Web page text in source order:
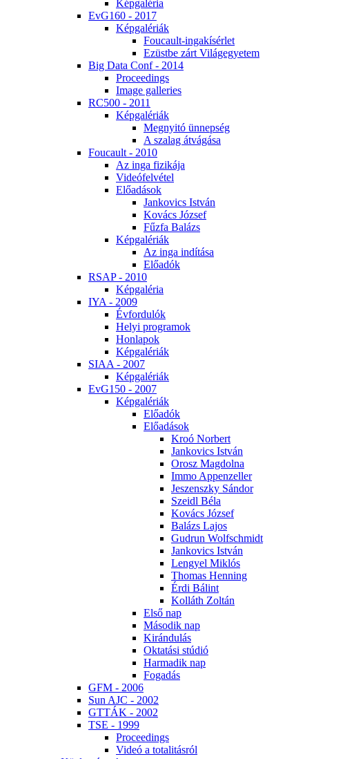
Kép­ga­lé­ria
EvG160 - 2017
Kép­ga­lé­ri­ák
Fo­u­ca­ult-in­ga­kí­sér­let
Ezüst­be zárt Vi­lág­egye­tem
Big Da­ta Conf - 2014
Pro­ce­e­dings
Image gal­le­ri­es
RC500 - 2011
Kép­ga­lé­ri­ák
Meg­nyi­tó ün­nep­ség
A sza­lag át­vá­gá­sa
Fo­u­ca­ult - 2010
Az in­ga fi­zi­ká­ja
Vi­de­ó­fel­vé­tel
Elő­adá­sok
Jan­ko­vics Ist­ván
Ko­vács Jó­zsef
Fűz­fa Ba­lázs
Kép­ga­lé­ri­ák
Az in­ga in­dí­tá­sa
Elő­adók
RSAP - 2010
Kép­ga­lé­ria
IYA - 2009
Év­for­du­lók
He­lyi prog­ra­mok
Hon­la­pok
Kép­ga­lé­ri­ák
SI­AA - 2007
Kép­ga­lé­ri­ák
EvG150 - 2007
Kép­ga­lé­ri­ák
Elő­adók
Elő­adá­sok
Kroó Nor­bert
Jan­ko­vics Ist­ván
Orosz Mag­dol­na
Im­mo Ap­pen­zel­ler
Je­szensz­ky Sán­dor
Szeidl Bé­la
Ko­vács Jó­zsef
Ba­lázs La­jos
Gud­run Wolfsch­midt
Jan­ko­vics Ist­ván
Len­gyel Mik­lós
Tho­mas Hen­ning
Ér­di Bá­lint
Kol­láth Zol­tán
El­ső nap
Má­so­dik nap
Ki­rán­du­lás
Ok­ta­tá­si stú­dió
Har­ma­dik nap
Fo­ga­dás
GFM - 2006
Sun AJC - 2002
GT­TÁK - 2002
TSE - 1999
Pro­ce­e­dings
Vi­deó a to­ta­li­tás­ról